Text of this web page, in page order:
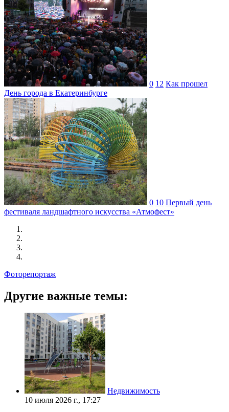
0 12 Как прошел
День города в Екатеринбурге
0 10 Первый день
фестиваля ландшафтного искусства «Атмофест»
Фоторепортаж
Другие важные темы:
Недвижимость
10 июля 2026 г., 17:27